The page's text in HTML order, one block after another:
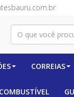
CORREIAS